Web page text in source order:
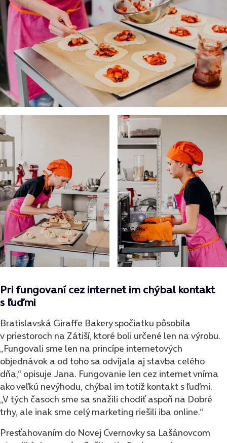
Pri fungovaní cez internet im chýbal kontakt
s ľuďmi
Bratislavská Giraffe Bakery spočiatku pôsobila
v priestoroch na Zátiší, ktoré boli určené len na výrobu.
„Fungovali sme len na princípe internetových
objednávok a od toho sa odvíjala aj stavba celého
dňa,“ opisuje Jana. Fungovanie len cez internet vníma
ako veľkú nevýhodu, chýbal im totiž kontakt s ľuďmi.
„V tých časoch sme sa snažili chodiť aspoň na Dobré
trhy, ale inak sme celý marketing riešili iba online.“
Presťahovaním do Novej Cvernovky sa Lašánovcom